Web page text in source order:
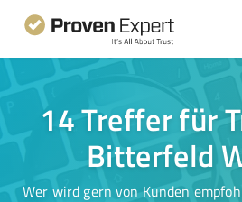
14 Treffer für
Bitterfeld
Wer wird gern von Kunden